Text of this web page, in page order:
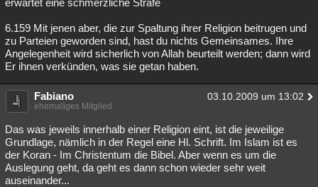
erwartet eine schmerzliche Strafe
6.159 Mit jenen aber, die zur Spaltung ihrer Religion beitrugen und
zu Parteien geworden sind, hast du nichts Gemeinsames. Ihre
Angelegenheit wird sicherlich von Allah beurteilt werden; dann wird
Er ihnen verkünden, was sie getan haben.
Fabiano 03.10.2009 um 13:02
ehemaliges Mitglied
Das was jeweils innerhalb einer Religion eint, ist die jeweilige
Grundlage, nämlich in der Regel eine Hl. Schrift. Im Islam ist es
der Koran - Im Christentum die Bibel. Aber wenn es um die
Auslegung geht, da geht es dann schon wieder sehr weit
auseinander...